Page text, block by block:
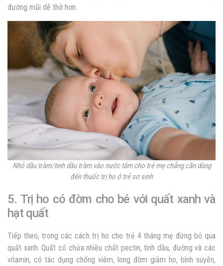
đường mũi dễ thở hơn.
Nhỏ dầu tràm/tinh dầu tràm vào nước tắm cho trẻ mẹ chẳng cần dùng
đến thuốc trị ho ở trẻ sơ sinh
5. Trị ho có đờm cho bé với quất xanh và
hạt quất
Tiếp theo, trong các cách trị ho cho trẻ 4 tháng mẹ đừng bỏ qua
quất xanh. Quất có chứa nhiều chất pectin, tinh dầu, đường và các
vitamin, có tác dụng chống viêm, long đờm giảm ho, bình suyễn,